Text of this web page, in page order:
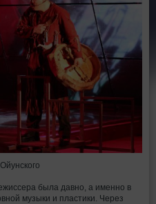
была давно, а именно в
музыки и пластики. Через